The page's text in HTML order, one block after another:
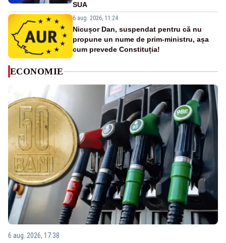
SUA
6 aug. 2026, 11:24
Nicușor Dan, suspendat pentru că nu
propune un nume de prim-ministru, așa
cum prevede Constituția!
ECONOMIE
6 aug. 2026, 17:38